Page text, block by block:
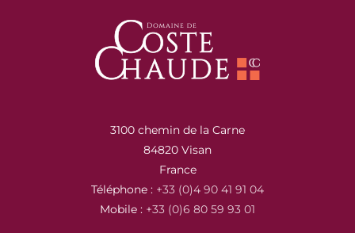
3100 chemin de la Carne
84820 Visan
France
Téléphone : +33 (0)4 90 41 91 04
Mobile : +33 (0)6 80 59 93 01